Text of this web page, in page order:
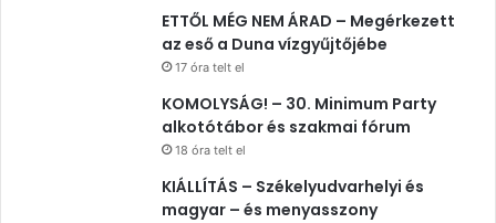
ETTŐL MÉG NEM ÁRAD – Megérkezett
az eső a Duna vízgyűjtőjébe
17 óra telt el
KOMOLYSÁG! – 30. Minimum Party
alkotótábor és szakmai fórum
18 óra telt el
KIÁLLÍTÁS – Székelyudvarhelyi és
magyar – és menyasszony